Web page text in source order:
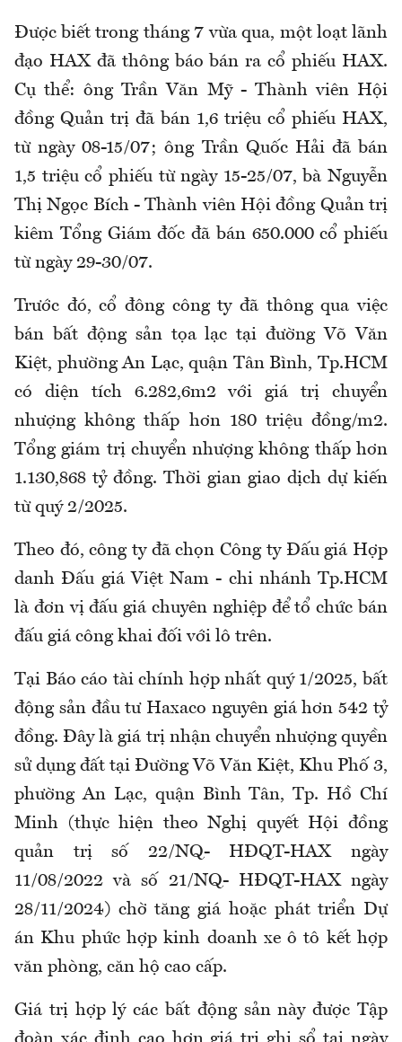
Được biết trong tháng 7 vừa qua, một loạt lãnh
đạo HAX đã thông báo bán ra cổ phiếu HAX.
Cụ thể: ông Trần Văn Mỹ - Thành viên Hội
đồng Quản trị đã bán 1,6 triệu cổ phiếu HAX,
từ ngày 08-15/07; ông Trần Quốc Hải đã bán
1,5 triệu cổ phiếu từ ngày 15-25/07, bà Nguyễn
Thị Ngọc Bích - Thành viên Hội đồng Quản trị
kiêm Tổng Giám đốc đã bán 650.000 cổ phiếu
từ ngày 29-30/07.
Trước đó, cổ đông công ty đã thông qua việc
bán bất động sản tọa lạc tại đường Võ Văn
Kiệt, phường An Lạc, quận Tân Bình, Tp.HCM
có diện tích 6.282,6m2 với giá trị chuyển
nhượng không thấp hơn 180 triệu đồng/m2.
Tổng giám trị chuyển nhượng không thấp hơn
1.130,868 tỷ đồng. Thời gian giao dịch dự kiến
từ quý 2/2025.
Theo đó, công ty đã chọn Công ty Đấu giá Hợp
danh Đấu giá Việt Nam - chi nhánh Tp.HCM
là đơn vị đấu giá chuyên nghiệp để tổ chức bán
đấu giá công khai đối với lô trên.
Tại Báo cáo tài chính hợp nhất quý 1/2025, bất
động sản đầu tư Haxaco nguyên giá hơn 542 tỷ
đồng. Đây là giá trị nhận chuyển nhượng quyền
sử dụng đất tại Đường Võ Văn Kiệt, Khu Phố 3,
phường An Lạc, quận Bình Tân, Tp. Hồ Chí
Minh (thực hiện theo Nghị quyết Hội đồng
quản trị số 22/NQ- HĐQT-HAX ngày
11/08/2022 và số 21/NQ- HĐQT-HAX ngày
28/11/2024) chờ tăng giá hoặc phát triển Dự
án Khu phức hợp kinh doanh xe ô tô kết hợp
văn phòng, căn hộ cao cấp.
Giá trị hợp lý các bất động sản này được Tập